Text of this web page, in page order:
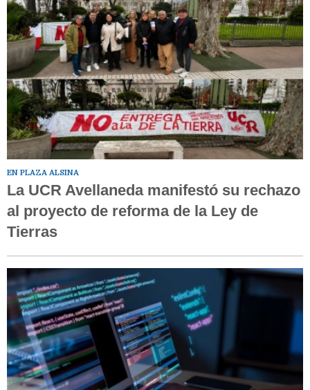
EN PLAZA ALSINA
La UCR Avellaneda manifestó su rechazo
al proyecto de reforma de la Ley de
Tierras